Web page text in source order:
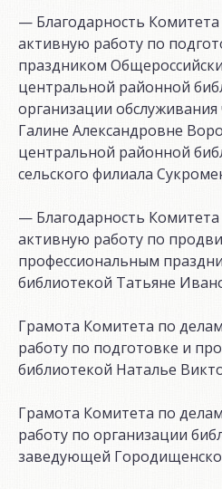
— Благодарность
активную работу по
праздником
центральной районной
организации
Галине Александровне
центральной районной
сельского филиала
— Благодарность
активную работу по
профессиональным
библиотекой Татьяне
Грамота Комитета по
работу по подготовке и
библиотекой Наталье
Грамота Комитета по
работу по организации
заведующей